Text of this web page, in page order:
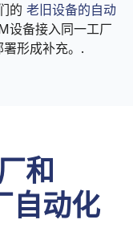
的 老旧设备的自动
设备接入同一工厂
形成补充。.
和
自动化